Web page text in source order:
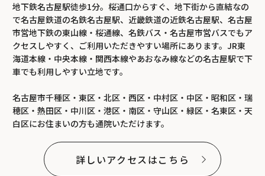
地下鉄名古屋駅徒歩1分。桜通口からすぐ、地下街から直結なの
で名古屋鉄道の名鉄名古屋駅、近畿鉄道の近鉄名古屋駅、名古屋
市営地下鉄の東山線・桜通線、名鉄バス・名古屋市営バスでもア
クセスしやすく、ご利用いただきやすい場所にあります。JR東
海道本線・中央本線・関西本線やあおなみ線などの名古屋駅で下
車でも利用しやすい立地です。
名古屋市千種区・東区・北区・西区・中村区・中区・昭和区・瑞
穂区・熱田区・中川区・港区・南区・守山区・緑区・名東区・天
白区にお住まいの方も通院いただけます。
詳しいアクセスはこちら